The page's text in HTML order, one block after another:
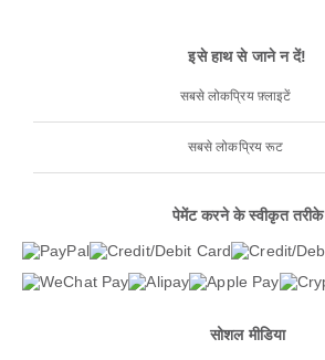
इसे हाथ से जाने न दें!
सबसे लोकप्रिय फ़्लाइटें
सबसे लोकप्रिय रूट
पेमेंट करने के स्वीकृत तरीके
सोशल मीडिया